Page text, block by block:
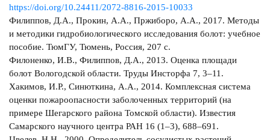
https://doi.org/10.24411/2072-8816-2015-10033
Филиппов, Д.А., Прокин, А.А., Пржиборо, А.А., 2017. Методы
и методики гидробиологического исследования болот: учебное
пособие. ТюмГУ, Тюмень, Россия, 207 с.
Филоненко, И.В., Филиппов, Д.А., 2013. Оценка площади
болот Вологодской области. Труды Инсторфа 7, 3–11.
Хакимов, И.Р., Синюткина, А.А., 2014. Комплексная система
оценки пожароопасности заболоченных территорий (на
примере Шегарского района Томской области). Известия
Самарского научного центра РАН 16 (1–3), 688–691.